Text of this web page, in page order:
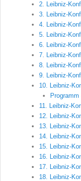
2. Leibniz-
3. Leibniz-
4. Leibniz-
5. Leibniz-
6. Leibniz-
7. Leibniz-
8. Leibniz-
9. Leibniz-
10. Leibniz-
11. Leibniz-
12. Leibniz-
13. Leibniz-
14. Leibniz-
15. Leibniz-
16. Leibniz-
17. Leibniz-
18. Leibniz-